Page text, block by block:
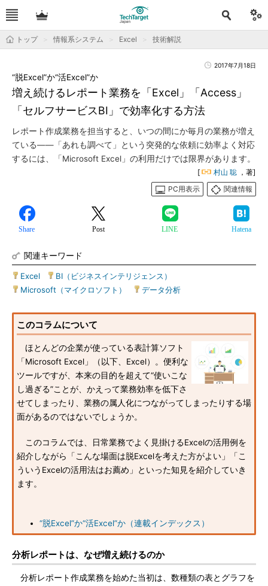
トップ 情報系システム Excel 技術解説
2017年7月18日
増え続けるレポート業務を「Excel」「Access」
「セルフサービスBI」で効率化する方法
“脱Excel”か“活Excel”か
レポート作成業務を担当すると、いつの間にか毎月の業務が増え
ている――「あれも調べて」という突発的な依頼に効率よく対応
するには、「Microsoft Excel」の利用だけでは限界があります。
[ 村山 聡 ，著]
PC用表示
関連情報
Share Post LINE Hatena
関連キーワード
Excel BI（ビジネスインテリジェンス）
Microsoft（マイクロソフト）
データ分析
このコラムについて
ほとんどの企業が使っている表計算ソフト
「Microsoft Excel」（以下、Excel）。便利な
ツールですが、本来の目的を超えて“使いこな
し過ぎる”ことが、かえって業務効率を低下さ
せてしまったり、業務の属人化につながってしまったりする場
面があるのではないでしょうか。
このコラムでは、日常業務でよく見掛けるExcelの活用例を
紹介しながら「こんな場面は脱Excelを考えた方がよい」「こ
ういうExcelの活用法はお薦め」といった知見を紹介していき
ます。
“脱Excel”か“活Excel”か（連載インデックス）
分析レポートは、なぜ増え続けるのか
分析レポート作成業務を始めた当初は、数種類の表とグラフを